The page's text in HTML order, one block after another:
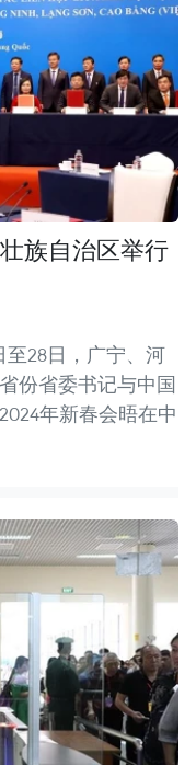
族自治区举行
至28日，广宁、河
份省委书记与中国
年新春会晤在中